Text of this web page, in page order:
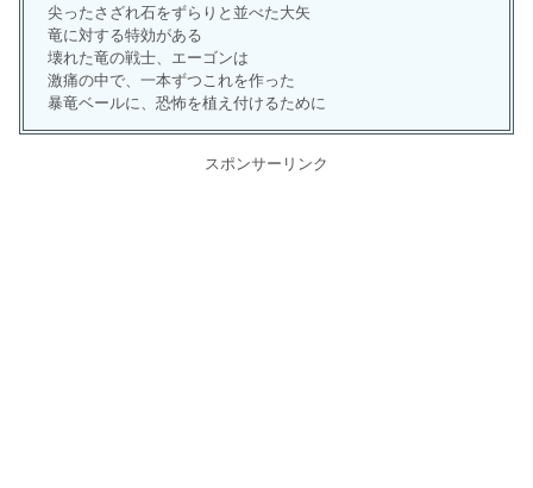
尖ったさざれ石をずらりと並べた大矢
竜に対する特効がある
壊れた竜の戦士、エーゴンは
激痛の中で、一本ずつこれを作った
暴竜ベールに、恐怖を植え付けるために
スポンサーリンク